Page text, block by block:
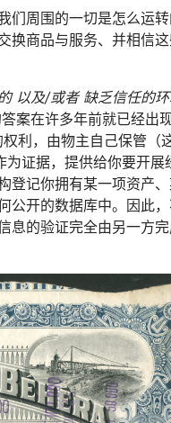
们周围的一切是怎么运
换商品与服务、并相信
以及/或者 缺乏信任的
案在许多年前就已经出
利，由物主自己保管（
证据，提供给你要开展
登记你拥有某一项资产
公开的数据库中。因此
的验证完全由另一方完